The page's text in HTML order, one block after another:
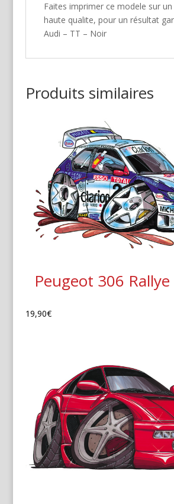
Faites imprimer ce modele sur un
haute qualite, pour un résultat
Audi – TT – Noir
Produits similaires
Peugeot 306
19,90€